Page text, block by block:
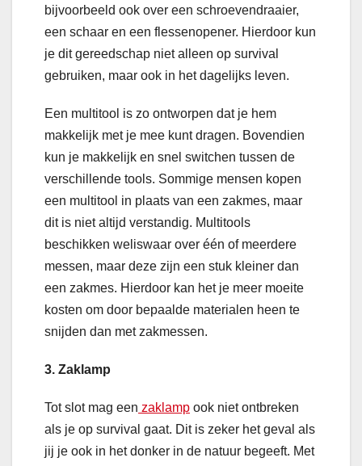
bijvoorbeeld ook over een schroevendraaier,
een schaar en een flessenopener. Hierdoor kun
je dit gereedschap niet alleen op survival
gebruiken, maar ook in het dagelijks leven.
Een multitool is zo ontworpen dat je hem
makkelijk met je mee kunt dragen. Bovendien
kun je makkelijk en snel switchen tussen de
verschillende tools. Sommige mensen kopen
een multitool in plaats van een zakmes, maar
dit is niet altijd verstandig. Multitools
beschikken weliswaar over één of meerdere
messen, maar deze zijn een stuk kleiner dan
een zakmes. Hierdoor kan het je meer moeite
kosten om door bepaalde materialen heen te
snijden dan met zakmessen.
3. Zaklamp
Tot slot mag een zaklamp ook niet ontbreken
als je op survival gaat. Dit is zeker het geval als
jij je ook in het donker in de natuur begeeft. Met